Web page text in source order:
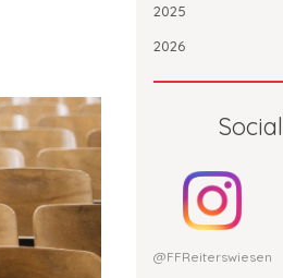
2025
2026
@FFReiterswiesen